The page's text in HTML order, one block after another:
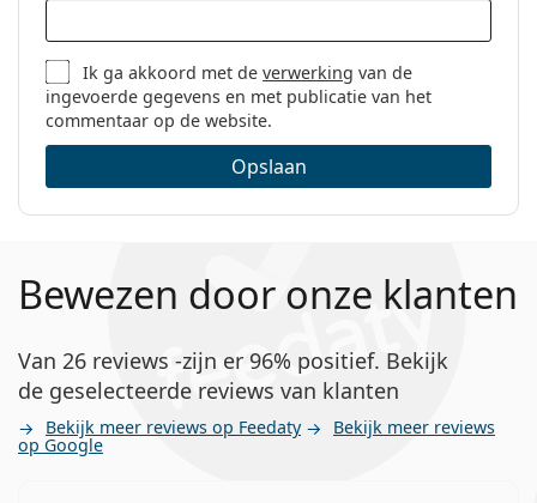
Ik ga akkoord met deverwerking van de
ingevoerde gegevens en met publicatie van het
commentaar op de website.
Opslaan
Bewezen door onze klanten
Van 26 reviews -zijn er 96% positief. Bekijk
de geselecteerde reviews van klanten
Bekijk meer reviews op Feedaty Bekijk meer reviews
op Google